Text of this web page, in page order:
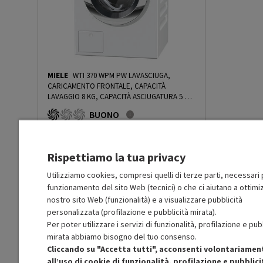
per ciclo (litri)
Centrifuga max (giri/min) 1600
Consumo acqua (l) 48
Volume cestello (l)
Rumorosità centrifuga dB(A) 68
MIELE WTI 370 WPM PW LAVASCIUGA,
CARICAMENTO FRONTALE, CAPACITÀ
LAVAGGIO 8 KG, CAPACITÀ ASCIUGATURA 5 KG,
20 PROGRAMMI, PROFONDITÀ 63,7 CM, GIRI
1600 RPM, WHITE LOTUS, CLASSE D - PRMG
BUONO
N: Prodotto funzionante
Prodotto Nuovo 2499.00 -15%
Ricondizionato Prezzo ridotto da
2124.15a -30%
In Promozione 1486.90
Aggiungi al carrello
Rispettiamo la tua privacy
Utilizziamo cookies, compresi quelli di terze parti, necessari
funzionamento del sito Web (tecnici) o che ci aiutano a
nostro sito Web (funzionalità) e a visualizzare pubblicità
personalizzata (profilazione e pubblicità mirata).
Per poter utilizzare i servizi di funzionalità, profilazione e
mirata abbiamo bisogno del tuo consenso.
Cliccando su "Accetta tutti", acconsenti